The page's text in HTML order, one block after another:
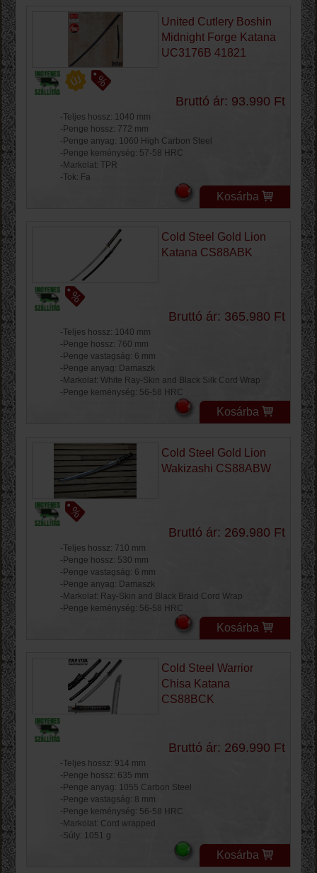
United Cutlery Boshin
Midnight Forge Katana
UC3176B 41821
Bruttó ár: 93.990 Ft
-Teljes hossz: 1040 mm
-Penge hossz: 772 mm
-Penge anyag: 1060 High Carbon Steel
-Penge keménység: 57-58 HRC
-Markolat: TPR
-Tok: Fa
Kosárba
Cold Steel Gold Lion
Katana CS88ABK
Bruttó ár: 365.980 Ft
-Teljes hossz: 1040 mm
-Penge hossz: 760 mm
-Penge vastagság: 6 mm
-Penge anyag: Damaszk
-Markolat: White Ray-Skin and Black Silk Cord Wrap
-Penge keménység: 56-58 HRC
Kosárba
Cold Steel Gold Lion
Wakizashi CS88ABW
Bruttó ár: 269.980 Ft
-Teljes hossz: 710 mm
-Penge hossz: 530 mm
-Penge vastagság: 6 mm
-Penge anyag: Damaszk
-Markolat: Ray-Skin and Black Braid Cord Wrap
-Penge keménység: 56-58 HRC
Kosárba
Cold Steel Warrior
Chisa Katana
CS88BCK
Bruttó ár: 269.990 Ft
-Teljes hossz: 914 mm
-Penge hossz: 635 mm
-Penge anyag: 1055 Carbon Steel
-Penge vastagság: 8 mm
-Penge keménység: 56-58 HRC
-Markolat: Cord wrapped
-Súly: 1051 g
Kosárba